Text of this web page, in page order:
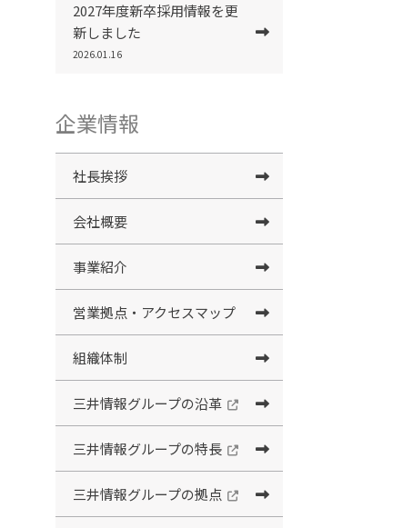
2027年度新卒採用情報を更
新しました
2026.01.16
企業情報
社長挨拶
会社概要
事業紹介
営業拠点・アクセスマップ
組織体制
三井情報グループの沿革
三井情報グループの特長
三井情報グループの拠点